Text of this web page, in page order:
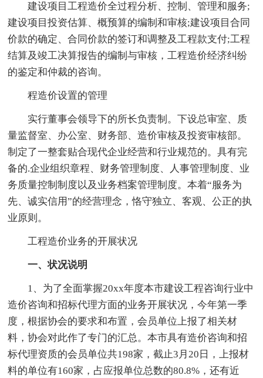
建设项目工程造价全过程分析、控制、管理和服务;
建设项目投资估算、概预算的编制和审核;建设项目合同
价款的确定、合同价款的签订和调整及工程款支付;工程
结算及竣工决算报告的编制与审核，工程造价经济纠纷
的鉴定和仲裁的咨询。
程造价设置的管理
实行董事会领导下的所长负责制。下设总审室、质
量监督室、办公室、财务部、造价审核及投资审核部。
制定了一整套贴合现代企业经营和行业规范的。具有完
备的.企业组织章程、财务管理制度、人事管理制度、业
务质量控制制度以及业务档案管理制度。本着“服务为
先、诚实信用”的经营理念，恪守独立、客观、公正的执
业原则。
工程造价业务的开展状况
一、状况说明
1、为了全面掌握20xx年度本市建设工程咨询行业中
造价咨询和招标代理方面的业务开展状况，今年第一季
度，根据协会的要求和布置，会员单位上报了相关材
料，协会对此作了专门的汇总。本市具有造价咨询和招
标代理资质的会员单位共198家，截止3月20日，上报材
料的单位有160家，占应报单位总数的80.8%，还有近